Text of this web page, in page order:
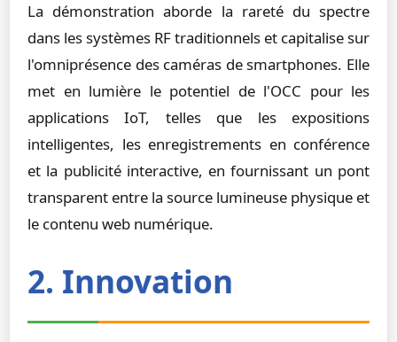
La démonstration aborde la rareté du spectre
dans les systèmes RF traditionnels et capitalise sur
l'omniprésence des caméras de smartphones. Elle
met en lumière le potentiel de l'OCC pour les
applications IoT, telles que les expositions
intelligentes, les enregistrements en conférence
et la publicité interactive, en fournissant un pont
transparent entre la source lumineuse physique et
le contenu web numérique.
2. Innovation